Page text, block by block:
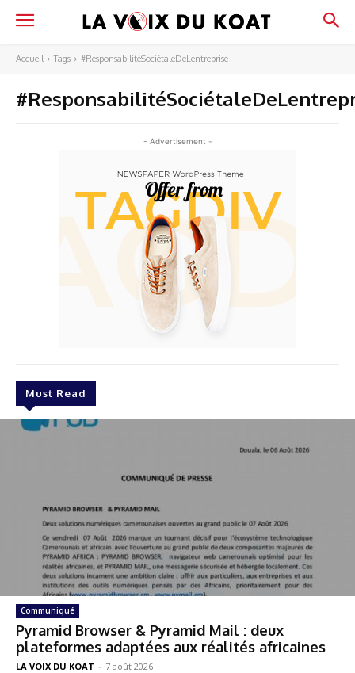
Accueil Tags #ResponsabilitéSociétaleDeLentreprise
- Advertisement -
Must Read
Communiqué
Pyramid Browser & Pyramid Mail : deux
plateformes adaptées aux réalités africaines
LA VOIX DU KOAT - 7 août 2026